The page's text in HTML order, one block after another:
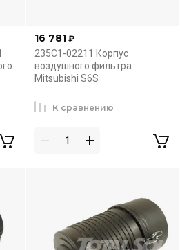
16 781 ₽
235C1-02211 Корпус
воздушного фильтра
Mitsubishi S6S
К сравнению